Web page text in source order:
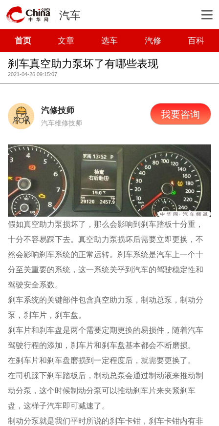
汽车
首页 文章 选车 汽修 百科
刹车真空助力泵坏了有哪些表现
2021-04-26 09:15:07
汽修技师
汽车维修技师
我要咨询
假如真空助力泵损坏了，那么会影响到刹车踏板十分重，
十分不容易踩下去。真空助力泵损坏后需要立即更换，不
然会影响刹车系统的正常运转。刹车系统是汽车上一个十
分至关重要的系统，这一系统关乎到汽车的驾驶稳定性和
驾驶安全系数。
刹车系统的关键部件包含真空助力泵，制动总泵，制动分
泵，刹车片，刹车盘。
刹车片和刹车盘是两个需要定期更换的易损件，随着汽车
驾驶行程的添加，刹车片和刹车盘基本都会不断磨损。
在刹车片和刹车盘磨损到一定程度后，就需要更换了。
在司机踩下刹车踏板后，制动总泵会通过制动液来推动制
动分泵，这个时候制动分泵可以推动刹车片来夹紧刹车
盘，这样子汽车即可减速了。
制动分泵就是我们平时所说的刹车卡钳，刹车卡钳内有非